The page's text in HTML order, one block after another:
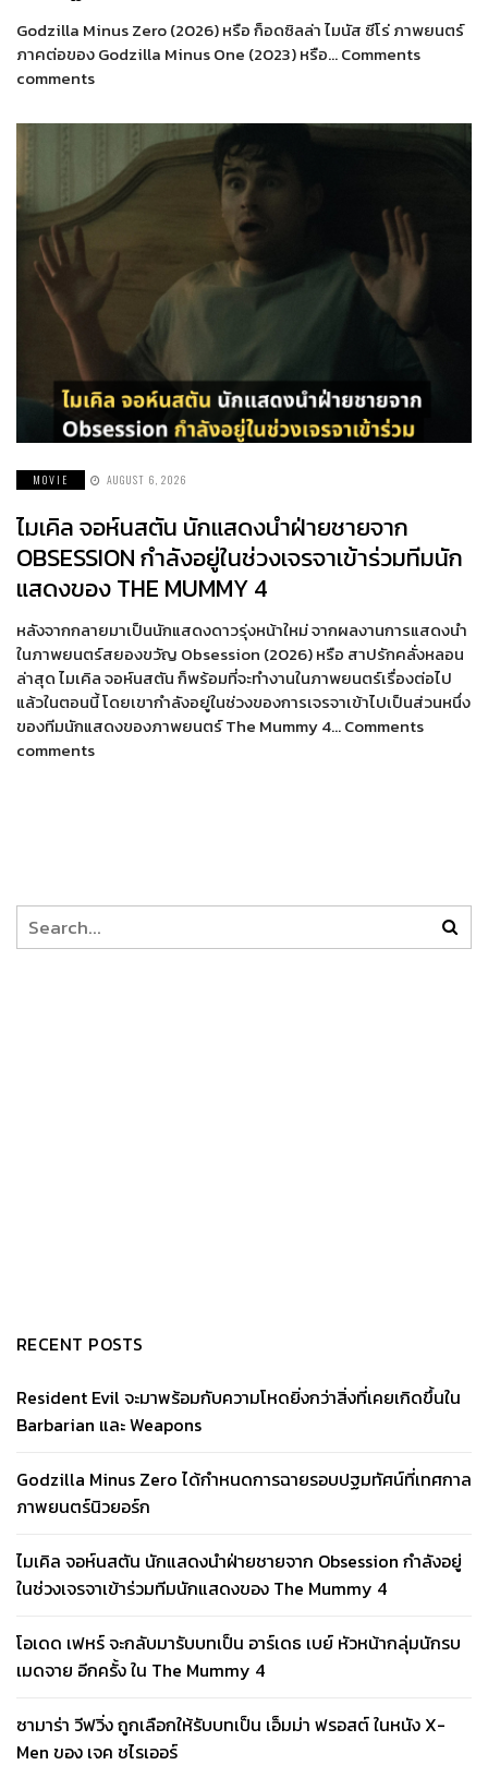
Godzilla Minus Zero (2026) หรือ ก็อดซิลล่า ไมนัส ซีโร่ ภาพยนตร์
ภาคต่อของ Godzilla Minus One (2023) หรือ… Comments
comments
MOVIE AUGUST 6, 2026
ไมเคิล จอห์นสตัน นักแสดงนำฝ่ายชายจาก
OBSESSION กำลังอยู่ในช่วงเจรจาเข้าร่วมทีมนัก
แสดงของ THE MUMMY 4
หลังจากกลายมาเป็นนักแสดงดาวรุ่งหน้าใหม่ จากผลงานการแสดงนำ
ในภาพยนตร์สยองขวัญ Obsession (2026) หรือ สาปรักคลั่งหลอน
ล่าสุด ไมเคิล จอห์นสตัน ก็พร้อมที่จะทำงานในภาพยนตร์เรื่องต่อไป
แล้วในตอนนี้ โดยเขากำลังอยู่ในช่วงของการเจรจาเข้าไปเป็นส่วนหนึ่ง
ของทีมนักแสดงของภาพยนตร์ The Mummy 4… Comments
comments
RECENT POSTS
Resident Evil จะมาพร้อมกับความโหดยิ่งกว่าสิ่งที่เคยเกิดขึ้นใน
Barbarian และ Weapons
Godzilla Minus Zero ได้กำหนดการฉายรอบปฐมทัศน์ที่เทศกาล
ภาพยนตร์นิวยอร์ก
ไมเคิล จอห์นสตัน นักแสดงนำฝ่ายชายจาก Obsession กำลังอยู่
ในช่วงเจรจาเข้าร่วมทีมนักแสดงของ The Mummy 4
โอเดด เฟหร์ จะกลับมารับบทเป็น อาร์เดธ เบย์ หัวหน้ากลุ่มนักรบ
เมดจาย อีกครั้ง ใน The Mummy 4
ซามาร่า วีฟวิ่ง ถูกเลือกให้รับบทเป็น เอ็มม่า ฟรอสต์ ในหนัง X-
Men ของ เจค ชไรเออร์